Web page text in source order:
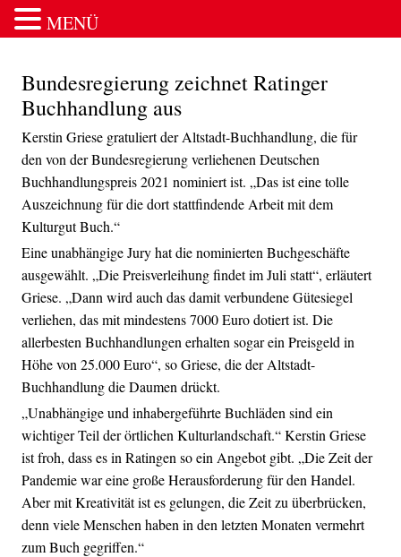
Bundesregierung zeichnet Ratinger
Buchhandlung aus
Kerstin Griese gratuliert der Altstadt-Buchhandlung, die für
den von der Bundesregierung verliehenen Deutschen
Buchhandlungspreis 2021 nominiert ist. „Das ist eine tolle
Auszeichnung für die dort stattfindende Arbeit mit dem
Kulturgut Buch.“
Eine unabhängige Jury hat die nominierten Buchgeschäfte
ausgewählt. „Die Preisverleihung findet im Juli statt“, erläutert
Griese. „Dann wird auch das damit verbundene Gütesiegel
verliehen, das mit mindestens 7000 Euro dotiert ist. Die
allerbesten Buchhandlungen erhalten sogar ein Preisgeld in
Höhe von 25.000 Euro“, so Griese, die der Altstadt-
Buchhandlung die Daumen drückt.
„Unabhängige und inhabergeführte Buchläden sind ein
wichtiger Teil der örtlichen Kulturlandschaft.“ Kerstin Griese
ist froh, dass es in Ratingen so ein Angebot gibt. „Die Zeit der
Pandemie war eine große Herausforderung für den Handel.
Aber mit Kreativität ist es gelungen, die Zeit zu überbrücken,
denn viele Menschen haben in den letzten Monaten vermehrt
zum Buch gegriffen.“
MENÜ